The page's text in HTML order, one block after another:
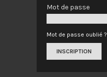
Mot de passe
Mot de passe oublié ?
INSCRIPTION